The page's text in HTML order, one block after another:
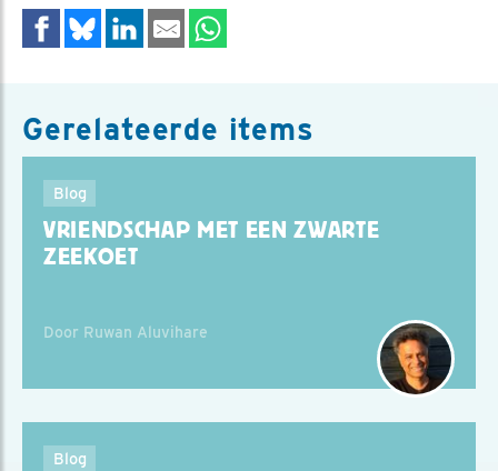
Gerelateerde items
Blog
VRIENDSCHAP MET EEN ZWARTE
ZEEKOET
Door Ruwan Aluvihare
Blog